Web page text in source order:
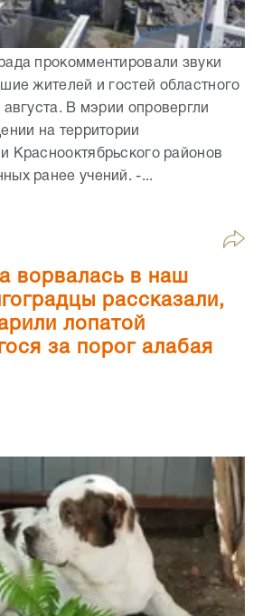
прокомментировали звуки
жителей и гостей областного
августа. В мэрии опровергли
на территории
Краснооктябрьского районов
ранее учений. -...
ворвалась в наш
рассказали,
лопатой
за порог алабая